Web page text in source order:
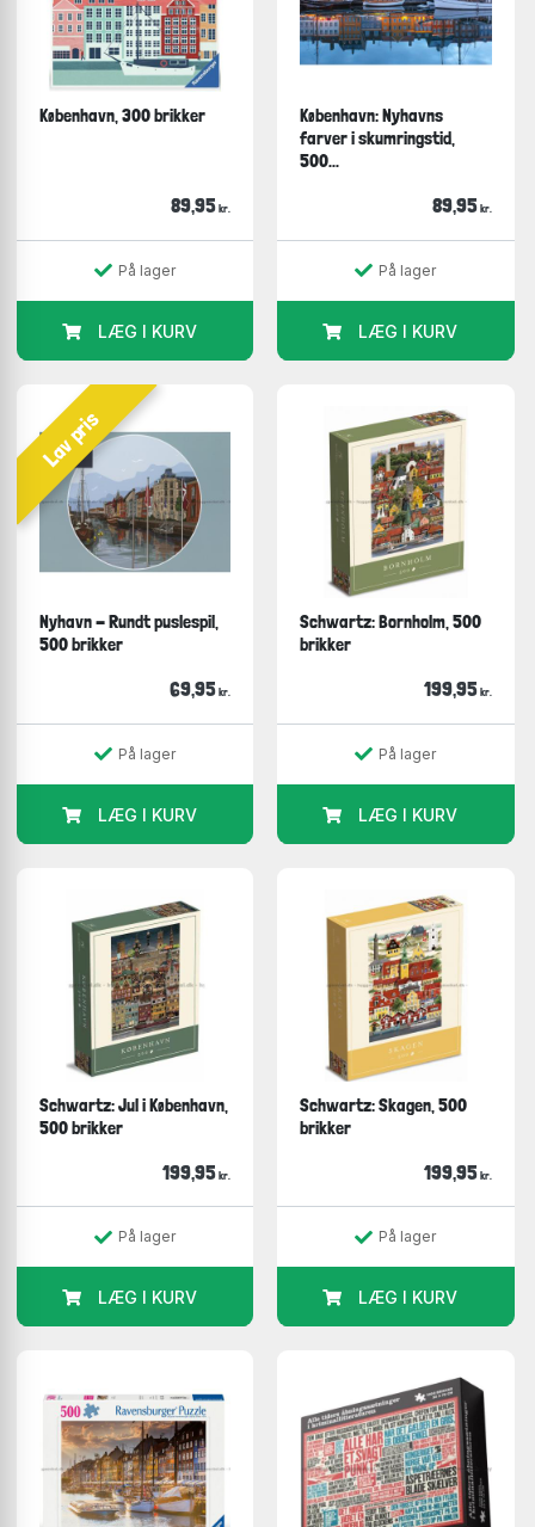
København, 300 brikker
89,95 kr.
På lager
LÆG I KURV
København: Nyhavns
farver i skumringstid,
500...
89,95 kr.
På lager
LÆG I KURV
Lav pris
Nyhavn - Rundt puslespil,
500 brikker
69,95 kr.
På lager
LÆG I KURV
Schwartz: Bornholm, 500
brikker
199,95 kr.
På lager
LÆG I KURV
Schwartz: Jul i København,
500 brikker
199,95 kr.
På lager
LÆG I KURV
Schwartz: Skagen, 500
brikker
199,95 kr.
På lager
LÆG I KURV